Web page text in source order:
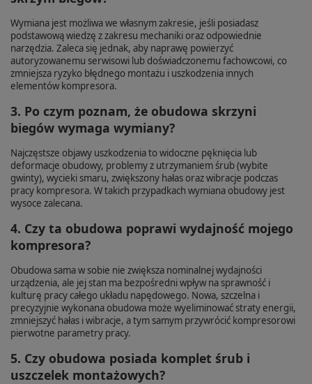
Wymiana jest możliwa we własnym zakresie, jeśli posiadasz
podstawową wiedzę z zakresu mechaniki oraz odpowiednie
narzędzia. Zaleca się jednak, aby naprawę powierzyć
autoryzowanemu serwisowi lub doświadczonemu fachowcowi, co
zmniejsza ryzyko błędnego montażu i uszkodzenia innych
elementów kompresora.
3. Po czym poznam, że obudowa skrzyni
biegów wymaga wymiany?
Najczęstsze objawy uszkodzenia to widoczne pęknięcia lub
deformacje obudowy, problemy z utrzymaniem śrub (wybite
gwinty), wycieki smaru, zwiększony hałas oraz wibracje podczas
pracy kompresora. W takich przypadkach wymiana obudowy jest
wysoce zalecana.
4. Czy ta obudowa poprawi wydajność mojego
kompresora?
Obudowa sama w sobie nie zwiększa nominalnej wydajności
urządzenia, ale jej stan ma bezpośredni wpływ na sprawność i
kulturę pracy całego układu napędowego. Nowa, szczelna i
precyzyjnie wykonana obudowa może wyeliminować straty energii,
zmniejszyć hałas i wibracje, a tym samym przywrócić kompresorowi
pierwotne parametry pracy.
5. Czy obudowa posiada komplet śrub i
uszczelek montażowych?